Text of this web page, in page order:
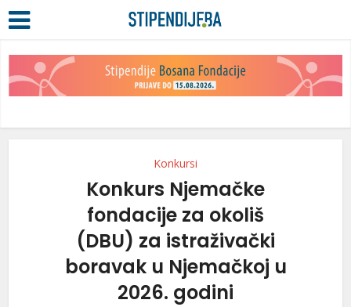
Konkursi
Konkurs Njemačke
fondacije za okoliš
(DBU) za istraživački
boravak u Njemačkoj u
2026. godini